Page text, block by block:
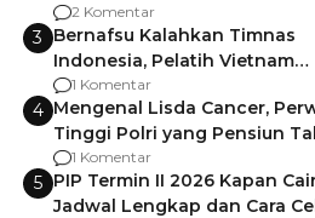
Pemalang
2 Komentar
3 Bernafsu Kalahkan Timnas
Indonesia, Pelatih Vietnam
Berencana Pakai Jimat di
1 Komentar
4 Mengenal Lisda Cancer,
Tinggi Polri yang Pensiun
Usai Jadi Brigjen
1 Komentar
5 PIP Termin II 2026 Kapan
Jadwal Lengkap dan Cara